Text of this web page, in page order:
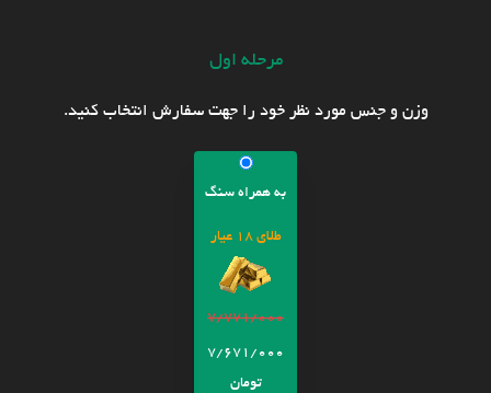
مرحله اول
وزن و جنس مورد نظر خود را جهت سفارش انتخاب کنید.
به همراه سنگ
طلای 18 عیار
7/771/000
7/671/000
تومان